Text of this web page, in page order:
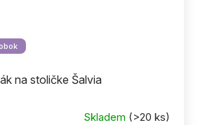
na stoličke Šalvia
Skladem (>20 ks)